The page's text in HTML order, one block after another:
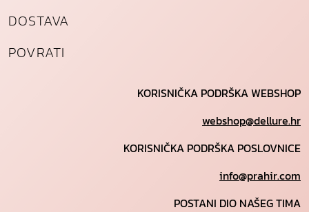
DOSTAVA
POVRATI
KORISNIČKA PODRŠKA WEBSHOP
webshop@dellure.hr
KORISNIČKA PODRŠKA POSLOVNICE
info@prahir.com
POSTANI DIO NAŠEG TIMA